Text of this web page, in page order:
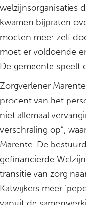
welzijnsorganisaties
kwamen bijpraten
moeten meer zelf
moet er voldoende
De gemeente speelt
Zorgverlener
procent van het
niet allemaal
verschraling op”,
Marente. De
gefinancierde
transitie van zorg
Katwijkers meer